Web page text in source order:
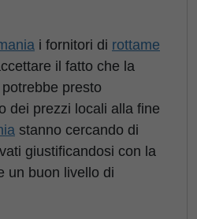
i fornitori di rottame
il fatto che la
presto
dei prezzi locali alla fine
stanno cercando di
giustificandosi con la
un buon livello di